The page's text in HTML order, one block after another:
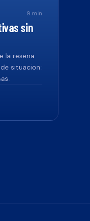
9 min
sin
la resena
situacion: